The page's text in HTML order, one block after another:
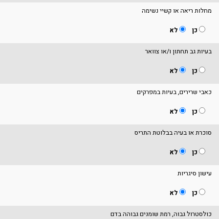
מחלות ריאה או קשיי נשימה
כן לא
בעיות גב תחתון ו/או צוואר
כן לא
כאבי שרירים, בעיות במפרקים
כן לא
סוכרת או בעיה בבלוטת התריס
כן לא
עישון סיגריות
כן לא
כולסטרול גבוה, רמת שומנים גבוהה בדם